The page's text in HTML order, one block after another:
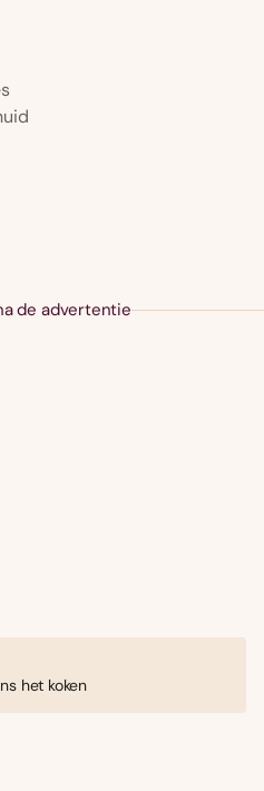
de advertentie
het koken